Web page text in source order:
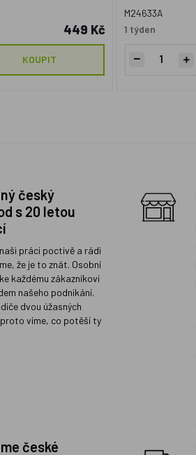
449 Kč
KOUPIT
M24633A
1 týden
český
s 20 letou
práci poctivě a rádi
že je to znát. Osobní
každému zákazníkovi
našeho podnikání.
dvou úžasných
víme, co potěší ty
české